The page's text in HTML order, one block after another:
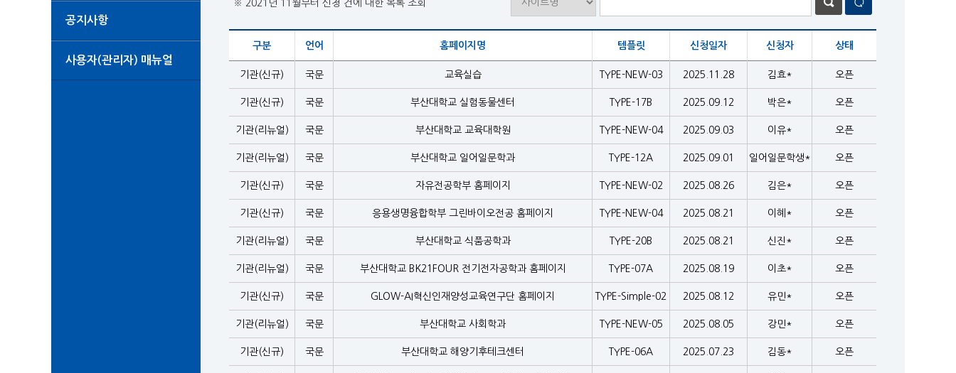
공지사항
사용자(관리자) 매뉴얼
※ 2021년 11월부터 신청 건에 대한 목록 조회
구분 언어 홈페이지명 템플릿 신청일자 신청자 상태
기관(신규) 국문 교육실습 TYPE-NEW-03 2025.11.28 김효* 오픈
기관(신규) 국문 부산대학교 실험동물센터 TYPE-17B 2025.09.12 박은* 오픈
기관(리뉴얼) 국문 부산대학교 교육대학원 TYPE-NEW-04 2025.09.03 이유* 오픈
기관(리뉴얼) 국문 부산대학교 일어일문학과 TYPE-12A 2025.09.01 일어일문학생* 오픈
기관(신규) 국문 자유전공학부 홈페이지 TYPE-NEW-02 2025.08.26 김은* 오픈
기관(신규) 국문 응용생명융합학부 그린바이오전공 홈페이지 TYPE-NEW-04 2025.08.21 이혜* 오픈
기관(리뉴얼) 국문 부산대학교 식품공학과 TYPE-20B 2025.08.21 신진* 오픈
기관(리뉴얼) 국문 부산대학교 BK21FOUR 전기전자공학과 홈페이지 TYPE-07A 2025.08.19 이초* 오픈
기관(신규) 국문 GLOW-AI혁신인재양성교육연구단 홈페이지 TYPE-Simple-02 2025.08.12 유민* 오픈
기관(리뉴얼) 국문 부산대학교 사회학과 TYPE-NEW-05 2025.08.05 강민* 오픈
기관(신규) 국문 부산대학교 해양기후테크센터 TYPE-06A 2025.07.23 김동* 오픈